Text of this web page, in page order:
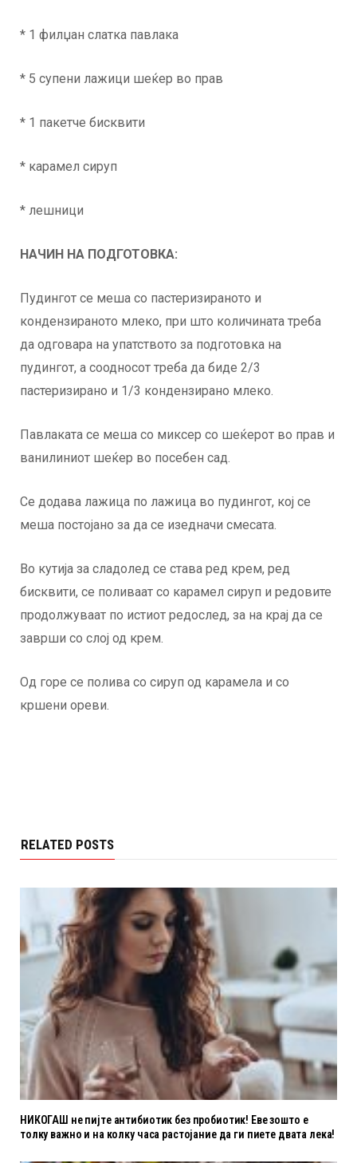
* 1 филџан слатка павлака
* 5 супени лажици шеќер во прав
* 1 пакетче бисквити
* карамел сируп
* лешници
НАЧИН НА ПОДГОТОВКА:
Пудингот се меша со пастеризираното и
кондензираното млеко, при што количината треба
да одговара на упатството за подготовка на
пудингот, а соодносот треба да биде 2/3
пастеризирано и 1/3 кондензирано млеко.
Павлаката се меша со миксер со шеќерот во прав и
ванилиниот шеќер во посебен сад.
Се додава лажица по лажица во пудингот, кој се
меша постојано за да се изедначи смесата.
Во кутија за сладолед се става ред крем, ред
бисквити, се поливаат со карамел сируп и редовите
продолжуваат по истиот редослед, за на крај да се
заврши со слој од крем.
Од горе се полива со сируп од карамела и со
кршени ореви.
RELATED POSTS
НИКОГАШ не пијте антибиотик без пробиотик! Еве зошто е
толку важно и на колку часа растојание да ги пиете двата лека!